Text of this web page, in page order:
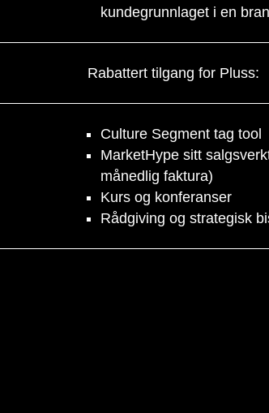
kundegrunnlaget i en
Rabattert tilgang for Pluss:
Culture Segment tag tool
MarketHype sitt
månedlig faktura)
Kurs og konferanser
Rådgiving og strategisk